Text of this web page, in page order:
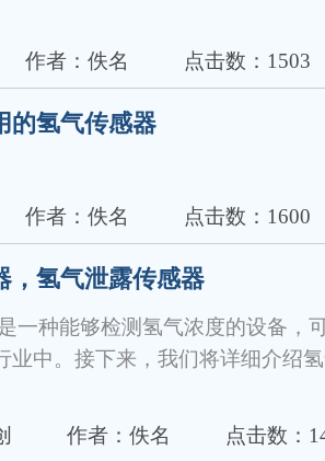
作者：佚名 点击数：1503
的氢气传感器
作者：佚名 点击数：1600
，氢气泄露传感器
一种能够检测氢气浓度的设备，
业中。接下来，我们将详细介绍
作者：佚名 点击数：